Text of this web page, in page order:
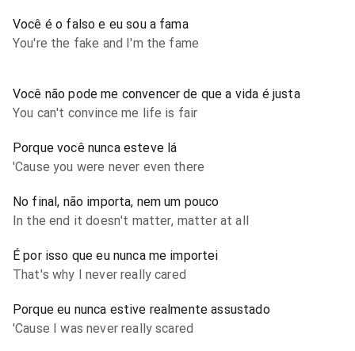
Você é o falso e eu sou a fama
You're the fake and I'm the fame
Você não pode me convencer de que a vida é justa
You can't convince me life is fair
Porque você nunca esteve lá
'Cause you were never even there
No final, não importa, nem um pouco
In the end it doesn't matter, matter at all
É por isso que eu nunca me importei
That's why I never really cared
Porque eu nunca estive realmente assustado
'Cause I was never really scared